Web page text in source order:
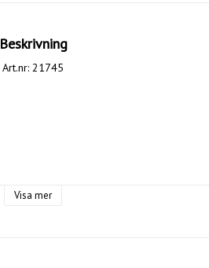
Beskrivning
Art.nr: 21745
Visa mer